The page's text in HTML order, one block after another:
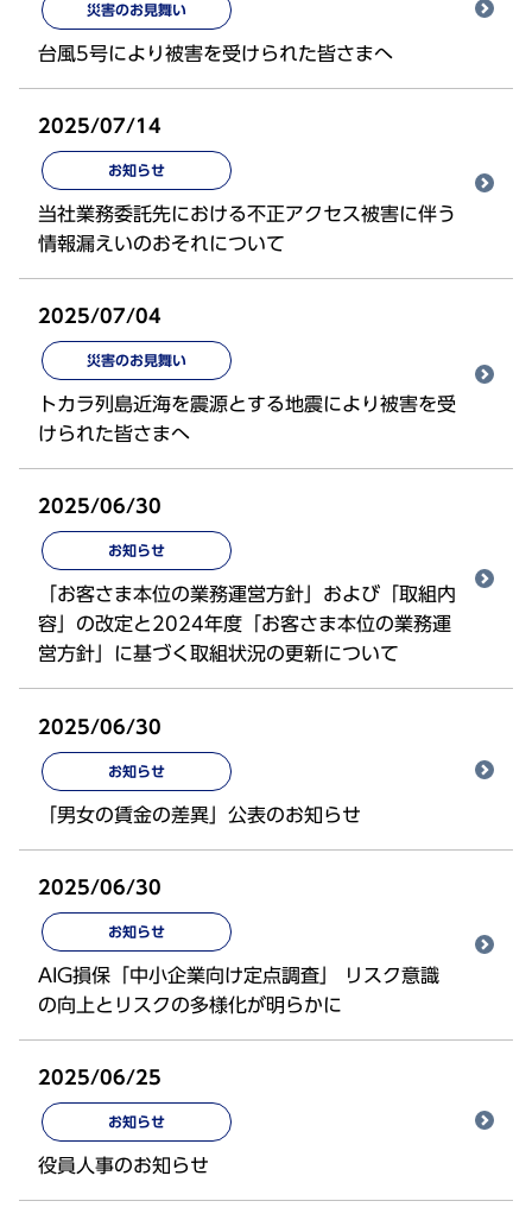
災害のお見舞い
台風5号により被害を受けられた皆さまへ
2025/07/14
お知らせ
当社業務委託先における不正アクセス被害に伴う
情報漏えいのおそれについて
2025/07/04
災害のお見舞い
トカラ列島近海を震源とする地震により被害を受
けられた皆さまへ
2025/06/30
お知らせ
「お客さま本位の業務運営方針」および「取組内
容」の改定と2024年度「お客さま本位の業務運
営方針」に基づく取組状況の更新について
2025/06/30
お知らせ
「男女の賃金の差異」公表のお知らせ
2025/06/30
お知らせ
AIG損保「中小企業向け定点調査」 リスク意識
の向上とリスクの多様化が明らかに
2025/06/25
お知らせ
役員人事のお知らせ